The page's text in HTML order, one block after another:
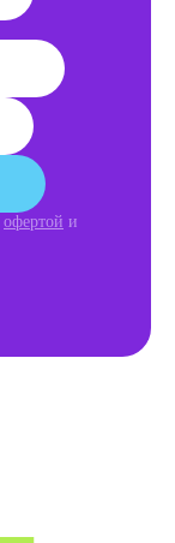
офертой и